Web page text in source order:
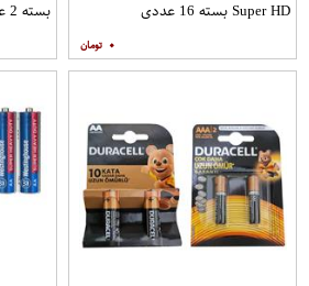
Super HD بسته 16 عددی
۰
بسته 2 عددی